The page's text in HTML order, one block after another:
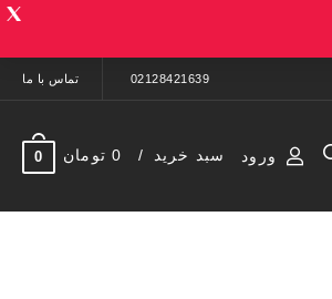
02128421639 تماس با ما
ورود سبد خرید 0 تومان 0